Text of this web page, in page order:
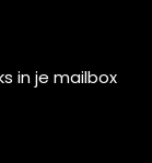
in je mailbox